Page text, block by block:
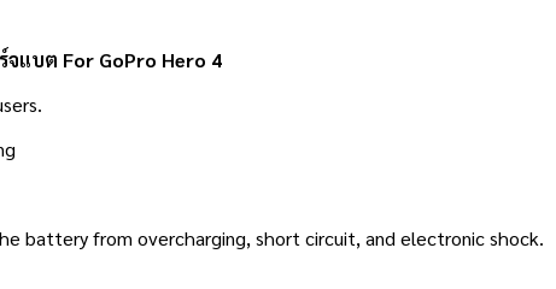
จแบต For GoPro Hero 4
battery from overcharging, short circuit, and electronic shock.